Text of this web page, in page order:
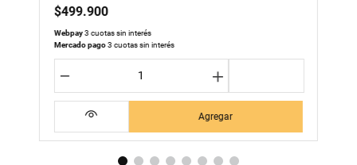
$499.900
Webpay3 cuotas sin interés
Mercado pago3 cuotas sin interés
＋
－
Agregar